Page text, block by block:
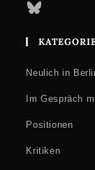
Bluesky
Neulich in
Im Gespräch
Positionen
Kritiken